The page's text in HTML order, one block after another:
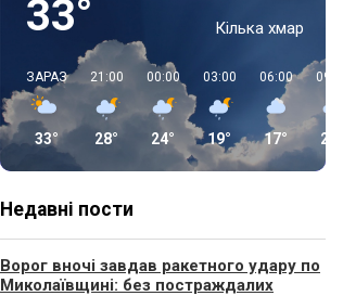
33° Кілька хмар
ЗАРАЗ
33°
21:00
28°
00:00
24°
03:00
19°
06:00
17°
09:00
20°
Недавні пости
Ворог вночі завдав ракетного удару по
Миколаївщині: без постраждалих